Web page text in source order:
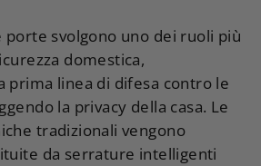
svolgono uno dei ruoli più
domestica,
prima linea di difesa contro le
la privacy della casa. Le
tradizionali vengono
da serrature intelligenti